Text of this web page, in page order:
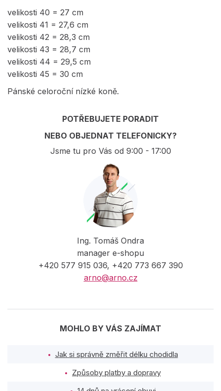
velikosti 40 = 27 cm
velikosti 41 = 27,6 cm
velikosti 42 = 28,3 cm
velikosti 43 = 28,7 cm
velikosti 44 = 29,5 cm
velikosti 45 = 30 cm
Pánské celoroční nízké koně.
POTŘEBUJETE PORADIT
NEBO OBJEDNAT TELEFONICKY?
Jsme tu pro Vás od 9:00 - 17:00
Ing. Tomáš Ondra
manager e-shopu
+420 577 915 036, +420 773 667 390
arno@arno.cz
MOHLO BY VÁS ZAJÍMAT
Jak si správně změřit délku chodidla
Způsoby platby a dopravy